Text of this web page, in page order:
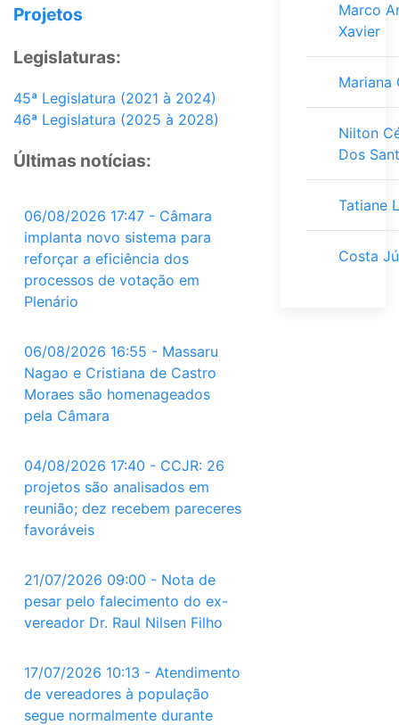
Projetos
Legislaturas:
45ª Legislatura (2021 à 2024)
46ª Legislatura (2025 à 2028)
Últimas notícias:
06/08/2026 17:47 - Câmara
implanta novo sistema para
reforçar a eficiência dos
processos de votação em
Plenário
06/08/2026 16:55 - Massaru
Nagao e Cristiana de Castro
Moraes são homenageados
pela Câmara
04/08/2026 17:40 - CCJR: 26
projetos são analisados em
reunião; dez recebem pareceres
favoráveis
21/07/2026 09:00 - Nota de
pesar pelo falecimento do ex-
vereador Dr. Raul Nilsen Filho
17/07/2026 10:13 - Atendimento
de vereadores à população
segue normalmente durante
Marco
Xavier
Mariana
Nilton
Dos
Tatiane
Costa